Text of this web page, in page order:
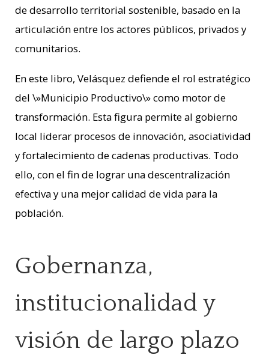
de desarrollo territorial sostenible, basado en la
articulación entre los actores públicos, privados y
comunitarios.
En este libro, Velásquez defiende el rol estratégico
del \»Municipio Productivo\» como motor de
transformación. Esta figura permite al gobierno
local liderar procesos de innovación, asociatividad
y fortalecimiento de cadenas productivas. Todo
ello, con el fin de lograr una descentralización
efectiva y una mejor calidad de vida para la
población.
Gobernanza,
institucionalidad y
visión de largo plazo